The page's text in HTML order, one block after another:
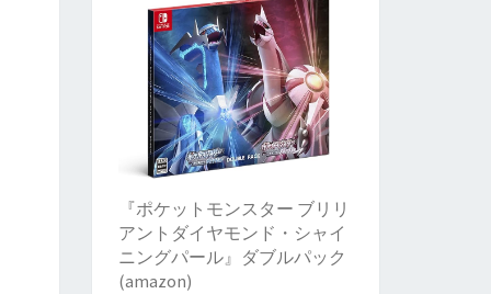
『ポケットモンスター ブリリ
アントダイヤモンド・シャイ
ニングパール』ダブルパック
(amazon)